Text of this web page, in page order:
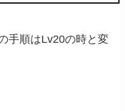
手順はLv20の時と変